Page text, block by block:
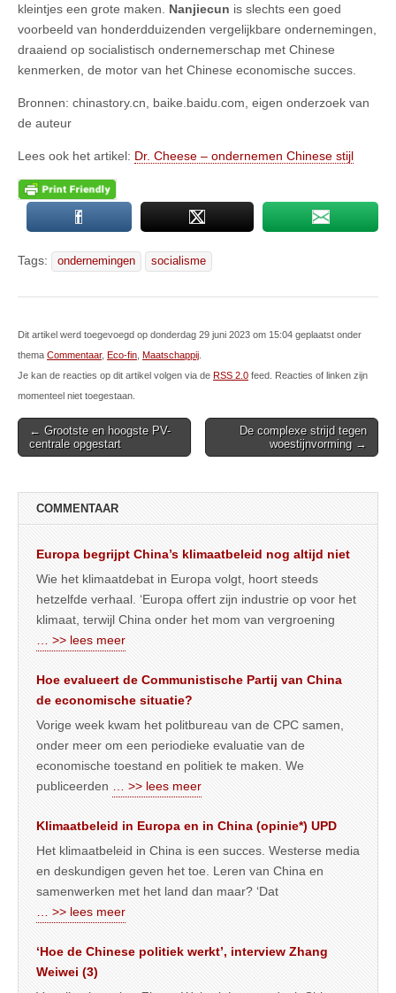
kleintjes een grote maken. Nanjiecun is slechts een goed
voorbeeld van honderdduizenden vergelijkbare ondernemingen,
draaiend op socialistisch ondernemerschap met Chinese
kenmerken, de motor van het Chinese economische succes.
Bronnen: chinastory.cn, baike.baidu.com, eigen onderzoek van
de auteur
Lees ook het artikel: Dr. Cheese – ondernemen Chinese stijl
Tags: ondernemingen socialisme
Dit artikel werd toegevoegd op donderdag 29 juni 2023 om 15:04 geplaatst onder
thema Commentaar, Eco-fin Maatschappij
Je kan de reacties op dit artikel volgen via de RSS 2.0 feed. Reacties of linken zijn
momenteel niet toegestaan.
Post
navigation
← Grootste en hoogste PV-
centrale opgestart
De complexe strijd tegen
woestijnvorming →
COMMENTAAR
Europa begrijpt China’s klimaatbeleid nog altijd niet
Wie het klimaatdebat in Europa volgt, hoort steeds
hetzelfde verhaal. ‘Europa offert zijn industrie op voor het
klimaat, terwijl China onder het mom van vergroening
… >> lees meer
Hoe evalueert de Communistische Partij van China
de economische situatie?
Vorige week kwam het politbureau van de CPC samen,
onder meer om een periodieke evaluatie van de
economische toestand en politiek te maken. We
publiceerden
… >> lees meer
Klimaatbeleid in Europa en in China (opinie*) UPD
Het klimaatbeleid in China is een succes. Westerse media
en deskundigen geven het toe. Leren van China en
samenwerken met het land dan maar? ‘Dat
… >> lees meer
‘Hoe de Chinese politiek werkt’, interview Zhang
Weiwei (3)